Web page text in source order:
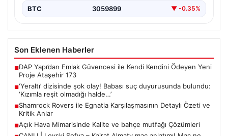
BTC 3059899 ▼ -0.35%
Son Eklenen Haberler
■DAP Yapı’dan Emlak Güvencesi ile Kendi Kendini Ödeyen Yeni
Proje Ataşehir 173
■‘Yeraltı’ dizisinde şok olay! Babası suç duyurusunda bulundu:
‘Kızımla reşit olmadığı halde…’
■Shamrock Rovers ile Egnatia Karşılaşmasının Detaylı Özeti ve
Kritik Anlar
■Açık Hava Mimarisinde Kalite ve bahçe mutfağı Çözümleri